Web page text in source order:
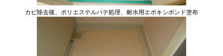
カビ除去後、ポリエステルパテ処理、耐水用エポキシボンド塗布